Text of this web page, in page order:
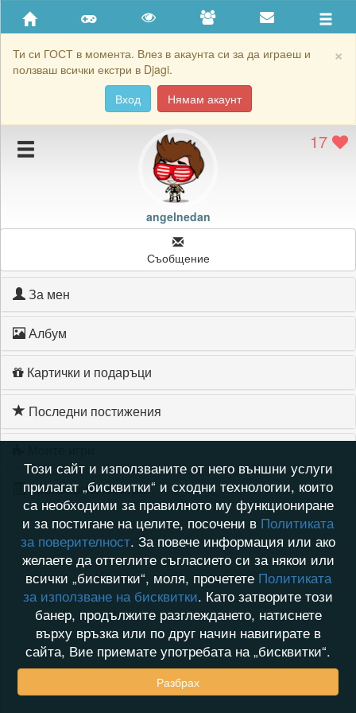
×
Ти си ГОСТ в момента. Влез в акаунта си за да играеш и
ползваш всички екстри в Djagi.
Вход
Нямам акаунт
Приятели
Хронология на игри
Подаръците на angelnedan
Картичките на angelnedan
Блокирай angelnedan
17
angelnedan
Съобщение
За мен
Албум
Картички и подаръци
Последни постижения
Хронология на игри
Този сайт и използваните от него външни услуги
прилагат „бисквитки“ и сходни технологии, които
са необходими за правилното му функциониране
и за постигане на целите, посочени в Политиката
за поверителност. За повече информация или ако
желаете да оттеглите съгласието си за някои или
всички „бисквитки“, моля, прочетете Политиката
за използване на бисквитки. Като затворите този
банер, продължите разглеждането, натиснете
върху връзка или по друг начин навигирате в
сайта, Вие приемате употребата на „бисквитки“.
Разбрах